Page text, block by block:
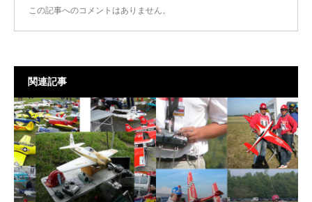
この記事へのコメントはありません。
関連記事